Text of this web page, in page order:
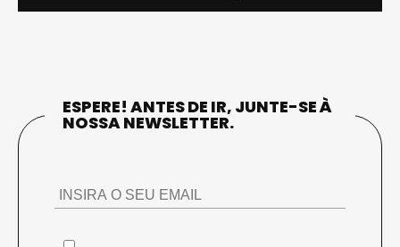
ESPERE! ANTES DE IR, JUNTE-SE À
NOSSA NEWSLETTER.